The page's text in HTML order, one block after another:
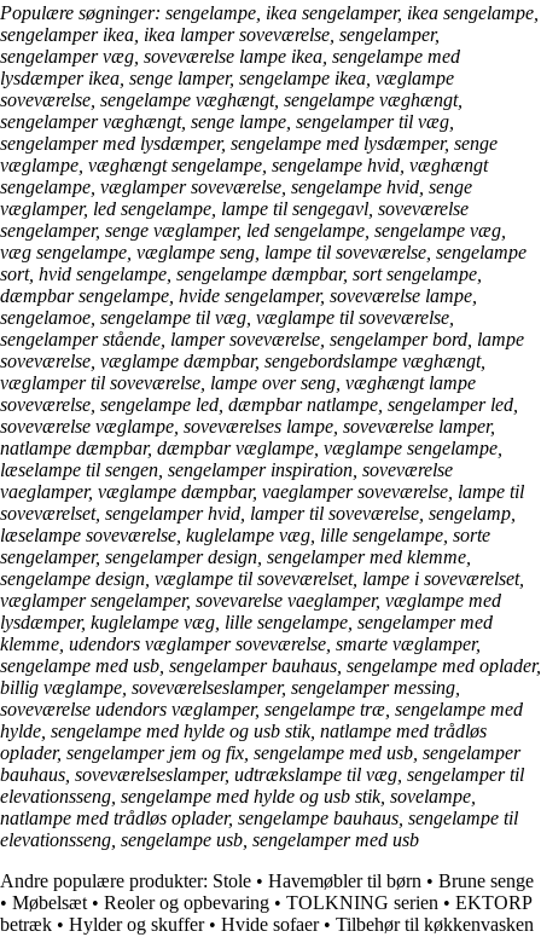
Populære søgninger: sengelampe, ikea sengelamper, ikea sengelampe,
sengelamper ikea, ikea lamper soveværelse, sengelamper,
sengelamper væg, soveværelse lampe ikea, sengelampe med
lysdæmper ikea, senge lamper, sengelampe ikea, væglampe
soveværelse, sengelampe væghængt, sengelampe væghængt,
sengelamper væghængt, senge lampe, sengelamper til væg,
sengelamper med lysdæmper, sengelampe med lysdæmper, senge
væglampe, væghængt sengelampe, sengelampe hvid, væghængt
sengelampe, væglamper soveværelse, sengelampe hvid, senge
væglamper, led sengelampe, lampe til sengegavl, soveværelse
sengelamper, senge væglamper, led sengelampe, sengelampe væg,
væg sengelampe, væglampe seng, lampe til soveværelse, sengelampe
sort, hvid sengelampe, sengelampe dæmpbar, sort sengelampe,
dæmpbar sengelampe, hvide sengelamper, soveværelse lampe,
sengelamoe, sengelampe til væg, væglampe til soveværelse,
sengelamper stående, lamper soveværelse, sengelamper bord, lampe
soveværelse, væglampe dæmpbar, sengebordslampe væghængt,
væglamper til soveværelse, lampe over seng, væghængt lampe
soveværelse, sengelampe led, dæmpbar natlampe, sengelamper led,
soveværelse væglampe, soveværelses lampe, soveværelse lamper,
natlampe dæmpbar, dæmpbar væglampe, væglampe sengelampe,
læselampe til sengen, sengelamper inspiration, soveværelse
vaeglamper, væglampe dæmpbar, vaeglamper soveværelse, lampe til
soveværelset, sengelamper hvid, lamper til soveværelse, sengelamp,
læselampe soveværelse, kuglelampe væg, lille sengelampe, sorte
sengelamper, sengelamper design, sengelamper med klemme,
sengelampe design, væglampe til soveværelset, lampe i soveværelset,
væglamper sengelamper, sovevarelse vaeglamper, væglampe med
lysdæmper, kuglelampe væg, lille sengelampe, sengelamper med
klemme, udendors væglamper soveværelse, smarte væglamper,
sengelampe med usb, sengelamper bauhaus, sengelampe med oplader,
billig væglampe, soveværelseslamper, sengelamper messing,
soveværelse udendors væglamper, sengelampe træ, sengelampe med
hylde, sengelampe med hylde og usb stik, natlampe med trådløs
oplader, sengelamper jem og fix, sengelampe med usb, sengelamper
bauhaus, soveværelseslamper, udtrækslampe til væg, sengelamper til
elevationsseng, sengelampe med hylde og usb stik, sovelampe,
natlampe med trådløs oplader, sengelampe bauhaus, sengelampe til
elevationsseng, sengelampe usb, sengelamper med usb
Andre populære produkter: Stole • Havemøbler til børn • Brune senge
• Møbelsæt • Reoler og opbevaring • TOLKNING serien • EKTORP
betræk • Hylder og skuffer• Hvide sofaer• Tilbehør til køkkenvasken